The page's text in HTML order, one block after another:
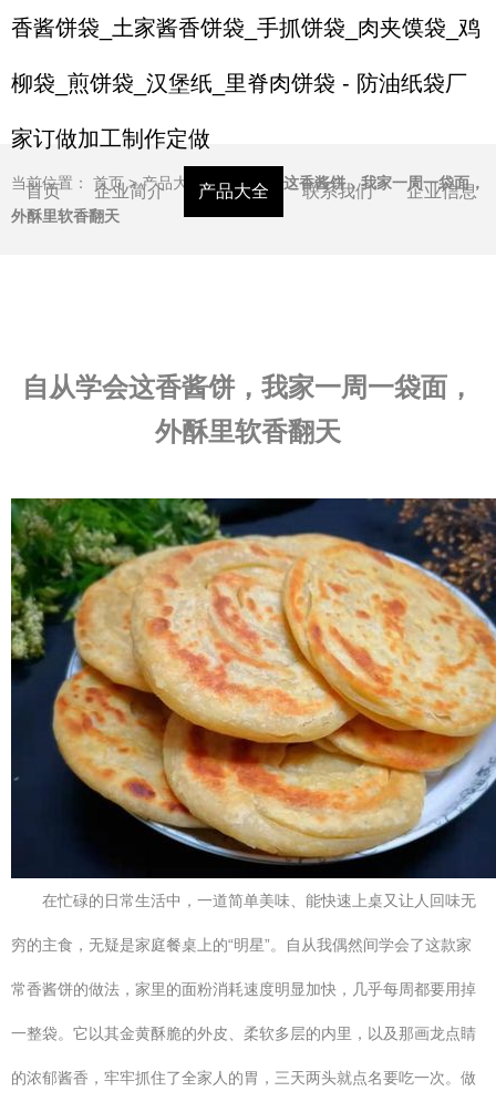
香酱饼袋_土家酱香饼袋_手抓饼袋_肉夹馍袋_鸡
柳袋_煎饼袋_汉堡纸_里脊肉饼袋 - 防油纸袋厂
家订做加工制作定做
首页 企业简介 产品大全 联系我们 企业信息
当前位置： 首页 > 产品大全 > 自从学会这香酱饼，我家一周一袋面，
外酥里软香翻天
自从学会这香酱饼，我家一周一袋面，
外酥里软香翻天
在忙碌的日常生活中，一道简单美味、能快速上桌又让人回味无
穷的主食，无疑是家庭餐桌上的“明星”。自从我偶然间学会了这款家
常香酱饼的做法，家里的面粉消耗速度明显加快，几乎每周都要用掉
一整袋。它以其金黄酥脆的外皮、柔软多层的内里，以及那画龙点睛
的浓郁酱香，牢牢抓住了全家人的胃，三天两头就点名要吃一次。做